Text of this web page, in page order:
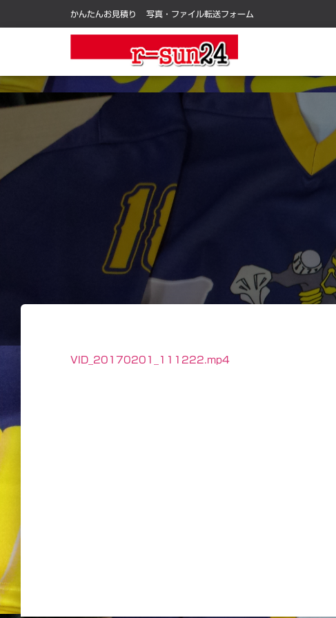
かんたんお見積り 写真・ファイル転送フォーム
VID_20170201_111222.mp4